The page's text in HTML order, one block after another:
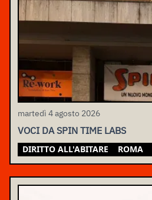
martedì 4 agosto 2026
VOCI DA SPIN TIME LABS
DIRITTO ALL'ABITARE ROMA